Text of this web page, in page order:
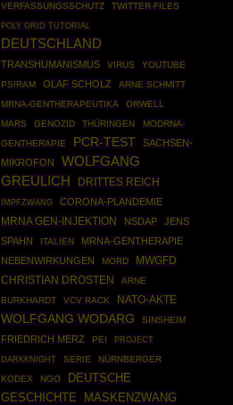
VERFASSUNGSSCHUTZ
TWITTER-FILES
POLY GRID TUTORIAL
DEUTSCHLAND
TRANSHUMANISMUS VIRUS
YOUTUBE
PSIRAM
OLAF SCHOLZ
ARNE SCHMITT
MRNA-GENTHERAPEUTIKA
ORWELL
MARS
GENOZID THÜRINGEN
MODRNA-
GENTHERAPIE
PCR-TEST
SACHSEN-
MIKROFON
WOLFGANG
GREULICH
DRITTES REICH
IMPFZWANG CORONA-PLANDEMIE
MRNA GEN-INJEKTION NSDAP
JENS
SPAHN
ITALIEN
MRNA-GENTHERAPIE
NEBENWIRKUNGEN
MORD MWGFD
CHRISTIAN DROSTEN
ARNE
BURKHARDT
VCV RACK NATO-AKTE
WOLFGANG WODARG SINSHEIM
FRIEDRICH MERZ PEI
PROJECT
DARKKNIGHT
SERIE
NÜRNBERGER
KODEX
NGO
DEUTSCHE
GESCHICHTE
MASKENZWANG